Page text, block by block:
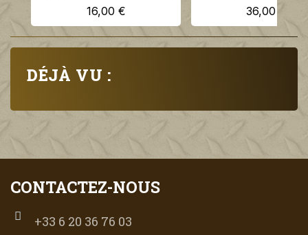
DÉJÀ VU :
16,00 € 36,00 €
CONTACTEZ-NOUS
+33 6 20 36 76 03